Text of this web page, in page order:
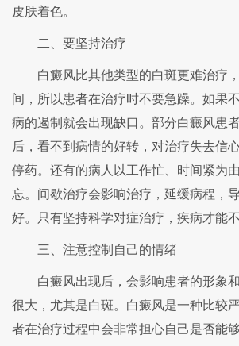
皮肤着色。
二、要坚持治疗
白癜风比其他类型的白斑更难治疗
间，所以患者在治疗时不要急躁。如果
病的遏制就会出现缺口。部分白癜风患
后，看不到病情的好转，对治疗失去信
停药。还有的病人以工作忙、时间紧为
忘。间歇治疗会影响治疗，延缓病程，
好。只有坚持科学对症治疗，疾病才能不
三、注意控制自己的情绪
白癜风出现后，会影响患者的形象
很大，尤其是白斑。白癜风是一种比较
者在治疗过程中会非常担心自己是否能